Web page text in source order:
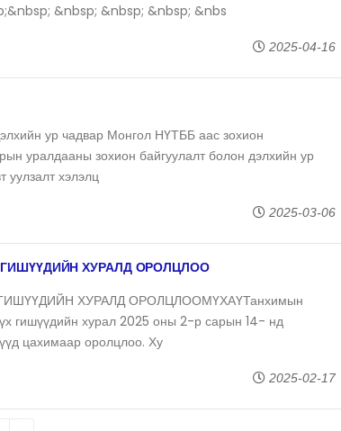
&nbsp; &nbsp; &nbsp; &nbs
2025-04-16
ур чадвар Монгол НҮТББ аас зохион
уралдааны зохион байгуулалт болон дэлхийн ур
уулзалт хэлэлц
2025-03-06
ХУРАЛД ОРОЛЦЛОО
ХУРАЛД ОРОЛЦЛООМҮХАҮТанхимын
гишүүдийн хурал 2025 оны 2-р сарын 14- нд
цахимаар оролцлоо. Ху
2025-02-17